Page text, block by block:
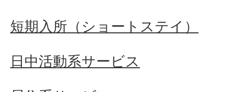
短期入所（ショートステイ）
日中活動系サービス